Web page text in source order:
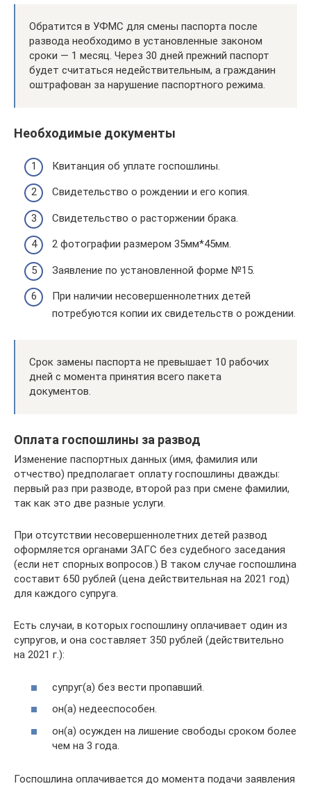
Обратится в УФМС для смены паспорта после
развода необходимо в установленные законом
сроки — 1 месяц. Через 30 дней прежний паспорт
будет считаться недействительным, а гражданин
оштрафован за нарушение паспортного режима.
Необходимые документы
Квитанция об уплате госпошлины.
Свидетельство о рождении и его копия.
Свидетельство о расторжении брака.
2 фотографии размером 35мм*45мм.
Заявление по установленной форме №15.
При наличии несовершеннолетних детей
потребуются копии их свидетельств о рождении.
Срок замены паспорта не превышает 10 рабочих
дней с момента принятия всего пакета
документов.
Оплата госпошлины за развод
Изменение паспортных данных (имя, фамилия или
отчество) предполагает оплату госпошлины дважды:
первый раз при разводе, второй раз при смене фамилии,
так как это две разные услуги.
При отсутствии несовершеннолетних детей развод
оформляется органами ЗАГС без судебного заседания
(если нет спорных вопросов.) В таком случае госпошлина
составит 650 рублей (цена действительная на 2021 год)
для каждого супруга.
Есть случаи, в которых госпошлину оплачивает один из
супругов, и она составляет 350 рублей (действительно
на 2021 г.):
супруг(а) без вести пропавший.
он(а) недееспособен.
он(а) осужден на лишение свободы сроком более
чем на 3 года.
Госпошлина оплачивается до момента подачи заявления